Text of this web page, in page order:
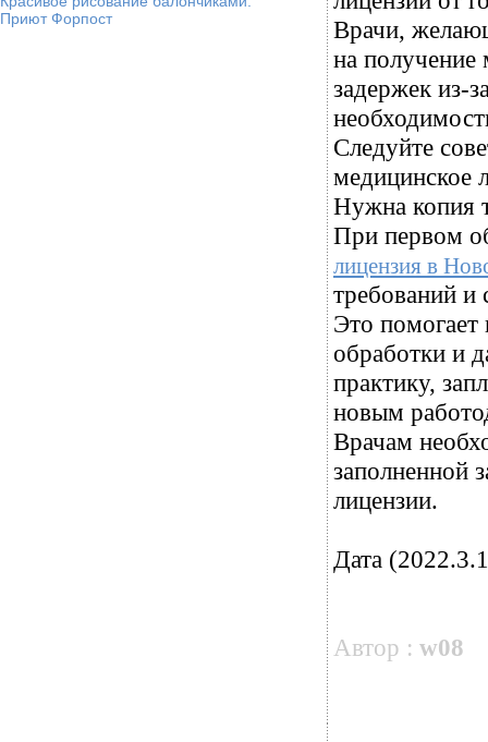
Приют Форпост
Врачи,
на получение
задержек из-
Следуйте
медицинское
Нужна копия
При первом
лицензия в
требований и
Это помогает
обработки и
практику,
новым
Врачам
заполненной
лицензии.
Дата
Автор : w08